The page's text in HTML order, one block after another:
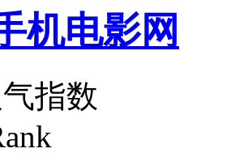
机电影网
气指数